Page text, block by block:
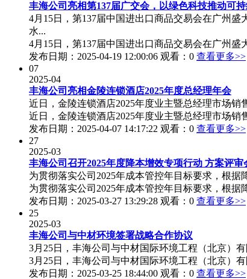
丰海公司亮相第137届广交会，以绿色科技推动可
4月15日，第137届中国进出口商品交易会在广州
水...
4月15日，第137届中国进出口商品交易会在广州
发布日期：2025-04-19 12:00:06 观看：0 查看更多>>
07
2025-04
丰海公司亮相金陵连锁酒店2025年度总经理年会
近日，金陵连锁酒店2025年度业主暨总经理市场
近日，金陵连锁酒店2025年度业主暨总经理市场
发布日期：2025-04-07 14:17:22 观看：0 查看更多>>
27
2025-03
丰海公司召开2025年度降本增效专项行动 方案评审
为贯彻落实公司2025年成本管控年目标要求，根
为贯彻落实公司2025年成本管控年目标要求，根据
发布日期：2025-03-27 13:29:28 观看：0 查看更多>>
25
2025-03
丰海公司与中材环境签署战略合作协议
3月25日，丰海公司与中材国际环境工程（北京）
3月25日，丰海公司与中材国际环境工程（北京）
发布日期：2025-03-25 18:44:00 观看：0 查看更多>>